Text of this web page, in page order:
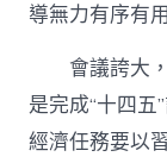
導無力有序有
會議誇大
是完成“十四
經濟任務要以